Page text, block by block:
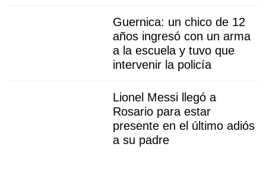
Guernica: un chico de 12
años ingresó con un arma
a la escuela y tuvo que
intervenir la policía
Lionel Messi llegó a
Rosario para estar
presente en el último adiós
a su padre